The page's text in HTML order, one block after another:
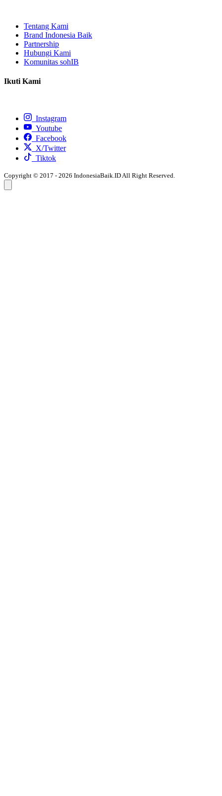
Tentang Kami
Brand Indonesia Baik
Partnership
Hubungi Kami
Komunitas sohIB
Ikuti Kami
Instagram
Youtube
Facebook
X/Twitter
Tiktok
Copyright © 2017 - 2026 IndonesiaBaik.ID All Right Reserved.